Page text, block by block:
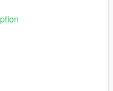
NFS Shift
(light)